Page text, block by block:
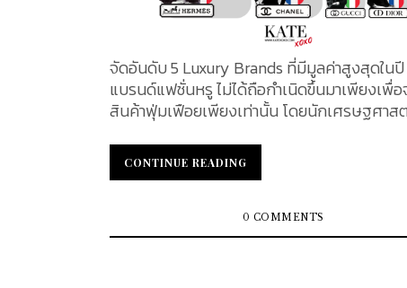
บริเวณด้านข้างซึ่งตรงกับระบบรหัสของ Hermes ขนา
ของกำไลข้อมือรุ่น Hermès Clic Clac H ของแท้ มี
จำหน่ายด้วยกันทั้งหมด 3 ขนาด คือ narrow ขน
(หรือเรียกว่า Clic H), wide ขนาดกลาง และ
ขนาดใหญ่ 2....
จัดอันดับ 5 Luxury Brands ที่มีมูลค่าสูงสุดในปี
แบรนด์แฟชั่นหรู ไม่ได้ถือกำเนิดขึ้นมาเพียงเพื่อ
สินค้าฟุ่มเฟือยเพียงเท่านั้น โดยนักเศรษฐศาส
เปรียบเสมือนเป็นการลงทุน รวมทั้งเป็นการกระ
เศรษฐกิจของประเทศอีกด้วย ผู้บริโภคแฟชั่นชั้น
เสพความร่ำรวย แต่มันคือการเสพเรื่องราวแห่ง
ประวัติศาสตร์ เสพมรดก และงานฝีมือที่มีเอก
CONTINUE READING
CONTINUE READING
0 COMMENTS